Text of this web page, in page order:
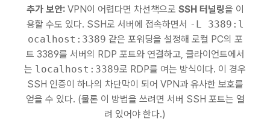
추가 보안:VPN이 어렵다면 차선책으로 SSH 터널링을 이
용할 수도 있다. SSH로 서버에 접속하면서 -L 3389:l
ocalhost:3389 같은 포워딩을 설정해 로컬 PC의 포
트 3389를 서버의 RDP 포트와 연결하고, 클라이언트에서
는 localhost:3389로 RDP를 여는 방식이다. 이 경우
SSH 인증이 하나의 차단막이 되어 VPN과 유사한 보호를
얻을 수 있다. (물론 이 방법을 쓰려면 서버 SSH 포트는 열
려 있어야 한다.)